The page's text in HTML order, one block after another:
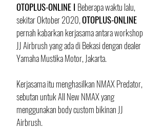
OTOPLUS-ONLINE I Beberapa waktu lalu,
sekitar Oktober 2020, OTOPLUS-ONLINE
pernah kabarkan kerjasama antara workshop
JJ Airbrush yang ada di Bekasi dengan dealer
Yamaha Mustika Motor, Jakarta.
Kerjasama itu menghasilkan NMAX Predator,
sebutan untuk All New NMAX yang
menggunakan body custom bikinan JJ
Airbrush.